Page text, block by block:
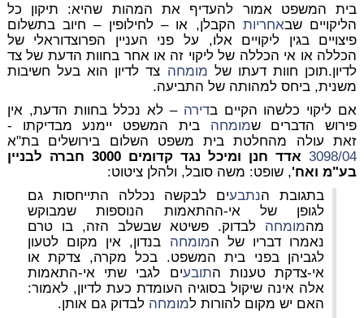
בית המשפט אמור להעדיף את המהות שהיא: תיקון כל
הליקויים שבאחריות הקבלן, או – לחילופין – חיוב בתשלום
פיצויים בגין ליקויים אלו, על פני העניין הפרוצדוראלי של
הכללה או אי הכללה של ליקוי זה או אחר בחוות הדעת של צד
לדיון.תוכן חוות דעתו של מומחה צד לדיון הוא בעל חשיבות
משנית, ביחס למהותה של התביעה.
אם ליקוי כלשהו הקיים בדירה – לא נכלל בחוות הדעת, אין
פירוש הדברים שמומחה בית המשפט יימנע מבדיקתו -
זאת עולה מהחלטת בית משפט השלום בירושלים בת"א
3098/04
אדד חנן ומיכל נגד קדומים 3000 חברה לבניין
בע"מ ואח', שופט: משה סובל, ולהלן ציטוט:
בתגובת הנתבעים לבקשה נכללה התייחסות גם
לגופן של אי-ההתאמות הנוספות שמבוקש
מהמומחה לבדוק. פשיטא שבשלב הזה, בו טרם
נאמרו דבריו של המומחה בנדון, אין מקום לטעון
לגביהן בפני בית המשפט. בכל מקרה, צדקת או
אי-צדקת טענות התובעים לגבי שתי אי-התאמות
אלה אינה שיקול בסוגיה העומדת כעת לדיון, לאמור:
האם יש מקום להורות למומחה לבדוק גם אותן.